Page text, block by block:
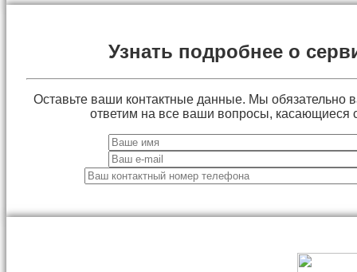
Узнать подробнее о
Оставьте ваши контактные данные. Мы обязательно
ответим на все ваши вопросы, касающиеся